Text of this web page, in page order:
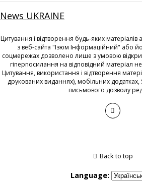
News UKRAINE
Цитування і відтворення будь-яких матеріалів
з веб-сайта "Ізюм Інформаційний" або
соцмережах дозволено лише з умовою
гіперпосилання на відповідний матеріал
Цитування, використання і відтворення
друкованих виданнях), мобільних додатках,
письмового дозволу
Back to top
Language: